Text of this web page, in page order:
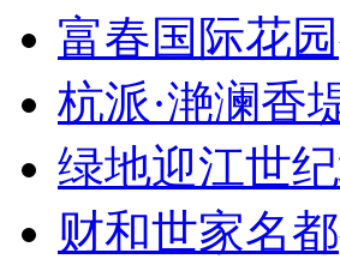
富春国际花园
杭派·滟澜香
绿地迎江世
财和世家名都